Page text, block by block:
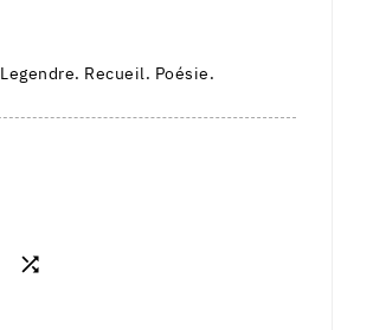
Recueil. Poésie.
